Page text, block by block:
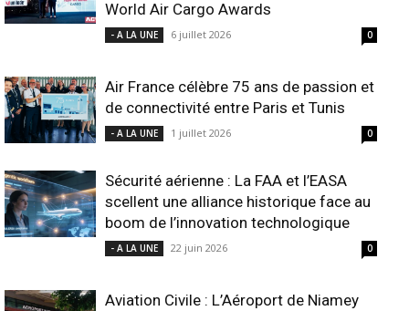
World Air Cargo Awards
- A LA UNE 6 juillet 2026 0
Air France célèbre 75 ans de passion et
de connectivité entre Paris et Tunis
- A LA UNE 1 juillet 2026 0
Sécurité aérienne : La FAA et l’EASA
scellent une alliance historique face au
boom de l’innovation technologique
- A LA UNE 22 juin 2026 0
Aviation Civile : L’Aéroport de Niamey